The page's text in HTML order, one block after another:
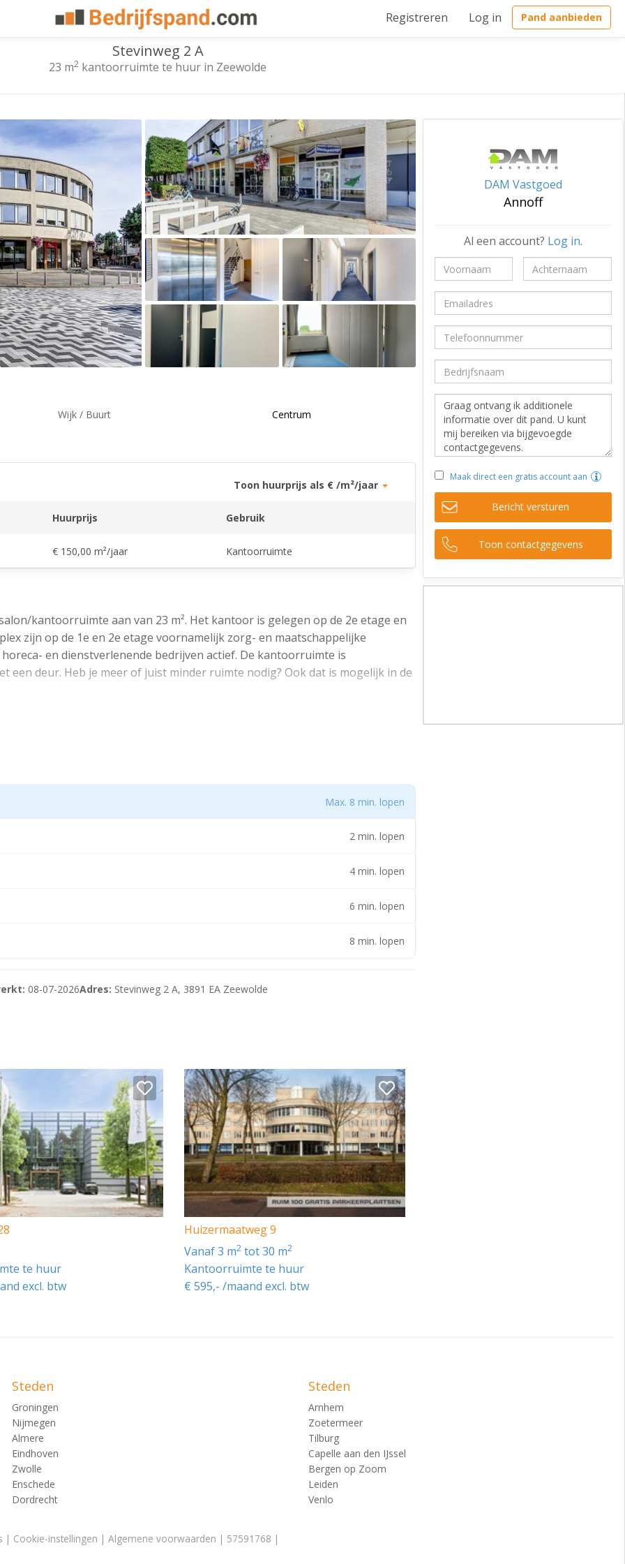
Registreren Log in Pand aanbieden
Stevinweg 2 A
23 m2 kantoorruimte te huur in Zeewolde
Wijk / Buurt Centrum
Toon huurprijs als € /m²/jaar
Huurprijs Gebruik
€ 150,00 m²/jaar Kantoorruimte
kantoorruimte aan van 23 m². Het kantoor is gelegen op de 2e etage en
zijn op de 1e en 2e etage voornamelijk zorg- en maatschappelijke
en dienstverlenende bedrijven actief. De kantoorruimte is
een deur. Heb je meer of juist minder ruimte nodig? Ook dat is mogelijk in de
Het kantoor ligt aan het einde van de gang en heeft een prachtig
wachtruimte en een pantry.
glas, onderhoud lift e.d.)
Max. 8 min. lopen
2 min. lopen
4 min. lopen
6 min. lopen
8 min. lopen
08-07-2026Adres: Stevinweg 2 A, 3891 EA Zeewolde
te huur
excl. btw
Huizermaatweg 9
vanaf 3 m2tot 30 m2
Kantoorruimte te huur
€ 595,- /maand excl. btw
DAM Vastgoed
Annoff
Al een account? Log in.
Maak direct een gratis account aan
Bericht versturen
Toon contactgegevens
Steden
Groningen
Nijmegen
Almere
Eindhoven
Zwolle
Enschede
Dordrecht
Steden
Arnhem
Zoetermeer
Tilburg
Capelle aan den IJssel
Bergen op Zoom
Leiden
Venlo
| Cookie-instellingen | Algemene voorwaarden | 57591768 |